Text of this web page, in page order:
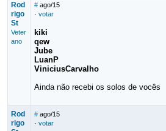
Rod
rigo
St
Veter
ano
# ago/15
· votar
kiki
qew
Jube
LuanP
ViniciusCarvalho
Ainda não recebi os solos de vocês
Rod
rigo
# ago/15
· votar